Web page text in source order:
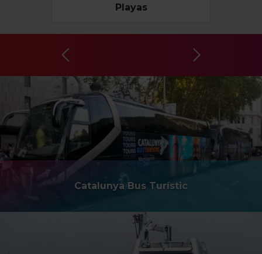
funcionamiento de la web y, por tanto, si no las aceptas,
no puedes empezar a navegar. Solo puedes consultar
Política de cookies
En cualquier momento de la navegación en esta web,
podrás modificar tu selección de cookies seleccionando
la opción “Gestor de cookies”, que encontrarás en el
menú de la parte inferior de la web.
Playas
Catalunya Bus Turístic